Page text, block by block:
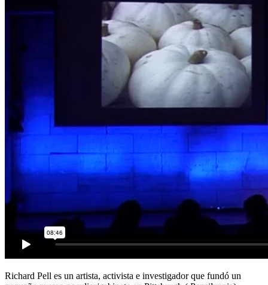
Richard Pell es un artista, activista e investigador que fundó un